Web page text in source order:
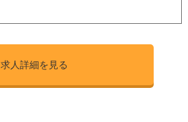
求人詳細を見る